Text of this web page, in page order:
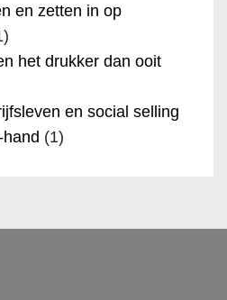
en zetten in op
het drukker dan ooit
en social selling
(1)